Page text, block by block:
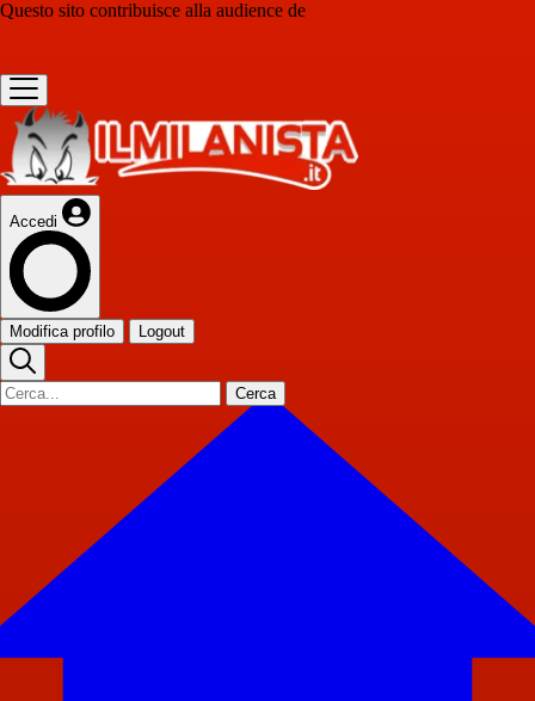
Questo sito contribuisce alla audience de
Accedi
Modifica profilo Logout
Cerca